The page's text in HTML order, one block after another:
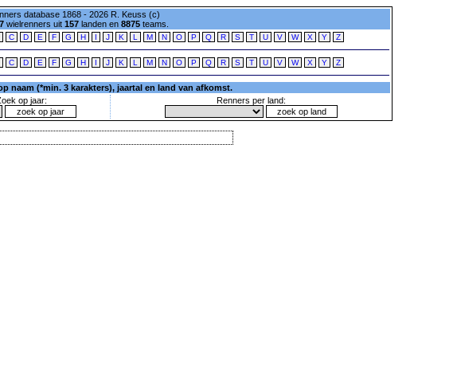
database 1868 - 2026 R. Keuss (c)
wielrenners uit 157landen en 8875teams.
C D E F G H I J K L M N O P Q R S T U V W X Y Z
C D E F G H I J K L M N O P Q R S T U V W X Y Z
naam (*min. 3 karakters), jaartal en land van afkomst.
op jaar: Renners per land: